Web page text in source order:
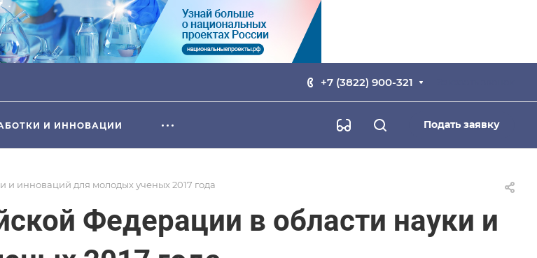
+7 (3822) 900-321
И ИННОВАЦИИ Подать заявку
инноваций для молодых ученых 2017 года
Федерации в области науки и